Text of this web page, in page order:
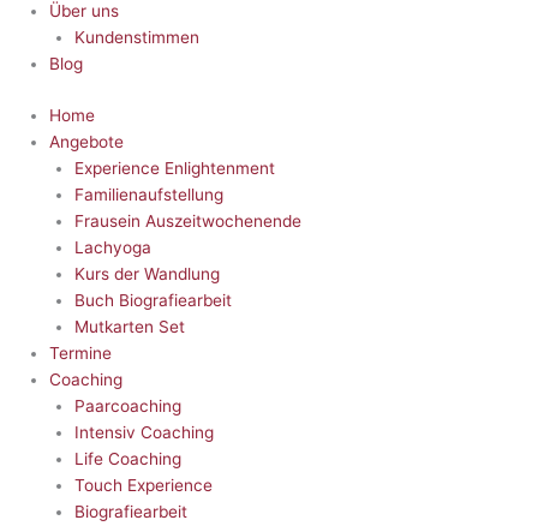
Über uns
Kundenstimmen
Blog
Home
Angebote
Experience Enlightenment
Familienaufstellung
Frausein Auszeitwochenende
Lachyoga
Kurs der Wandlung
Buch Biografiearbeit
Mutkarten Set
Termine
Coaching
Paarcoaching
Intensiv Coaching
Life Coaching
Touch Experience
Biografiearbeit